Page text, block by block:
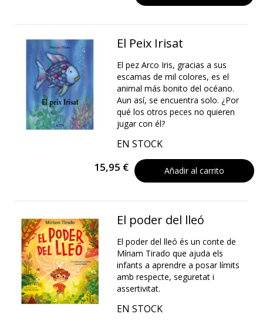
El Peix Irisat
El pez Arco Iris, gracias a sus
escamas de mil colores, es el
animal más bonito del océano.
Aun así, se encuentra solo. ¿Por
qué los otros peces no quieren
jugar con él?
EN STOCK
15,95 € Añadir al carrito
El poder del lleó
El poder del lleó és un conte de
Míriam Tirado que ajuda els
infants a aprendre a posar límits
amb respecte, seguretat i
assertivitat.
EN STOCK